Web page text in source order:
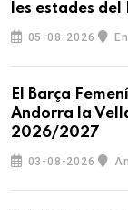
les estades del
05-08-2026
El Barça
Andorra la
2026/2027
03-08-2026